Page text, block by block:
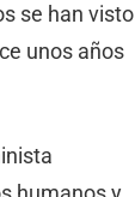
se han visto
unos años